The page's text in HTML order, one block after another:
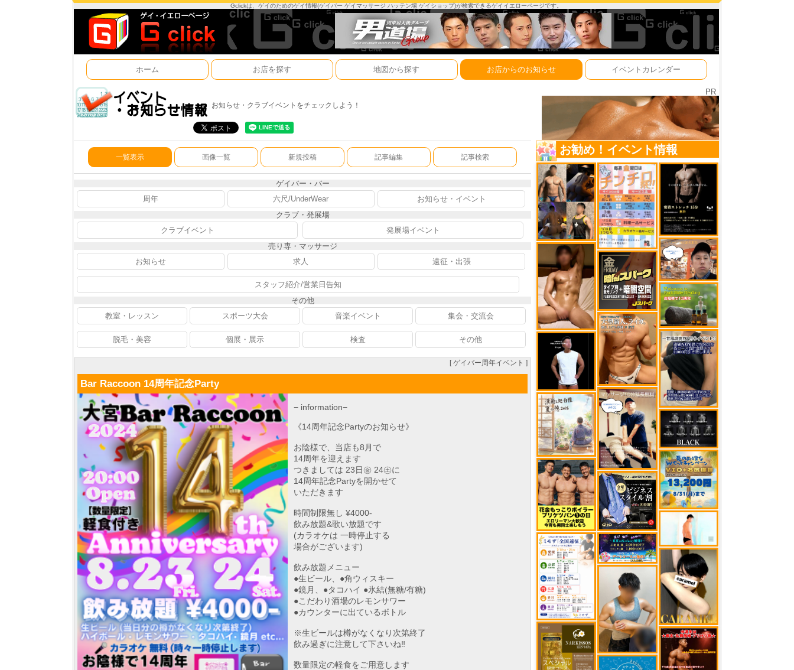
Gclickは、ゲイのためのゲイ情報(ゲイバー ゲイマッサージ ハッテン場 ゲイショップ)が検索できるゲイイエローページです。
ホーム お店を探す 地図から探す お店からのお知らせ イベントカレンダー
お知らせ・クラブイベントをチェックしよう！
PR
一覧表示 画像一覧 新規投稿 記事編集 記事検索
ゲイバー・バー
周年
六尺/UnderWear
お知らせ・イベント
クラブ・発展場
クラブイベント
発展場イベント
売り専・マッサージ
お知らせ
求人 遠征・出張
スタッフ紹介/営業日告知
その他
教室・レッスン
スポーツ大会 音楽イベント 集会・交流会
脱毛・美容 個展・展示 検査 その他
[ ゲイバー周年イベント ]
Bar Raccoon 14周年記念Party
− information−
《14周年記念Partyのお知らせ》
お陰様で、当店も8月で
14周年を迎えます
つきましては 23日㊎ 24㊏に
14周年記念Partyを開かせて
いただきます
時間制限無し ¥4000-
飲み放題&歌い放題です
(カラオケは 一時停止する
場合がございます)
飲み放題メニュー
●生ビール、●角ウィスキー
●鏡月、●タコハイ ●氷結(無糖/有糖)
●こだわり酒場のレモンサワー
●カウンターに出ているボトル
※生ビールは樽がなくなり次第終了
飲み過ぎに注意して下さいね‼︎
数量限定の軽食をご用意します
お勧め！イベント情報